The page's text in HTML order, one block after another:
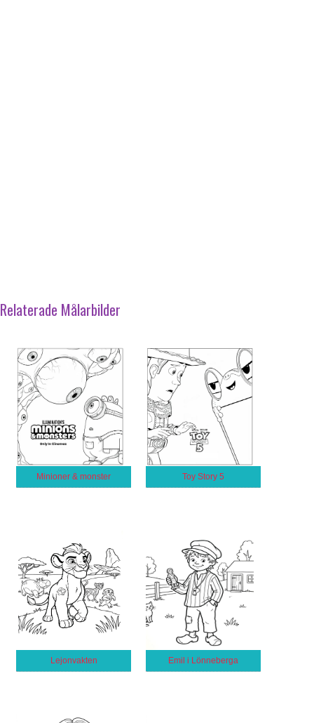
Relaterade Målarbilder
Minioner & monster Toy Story 5
Lejonvakten Emil i Lönneberga